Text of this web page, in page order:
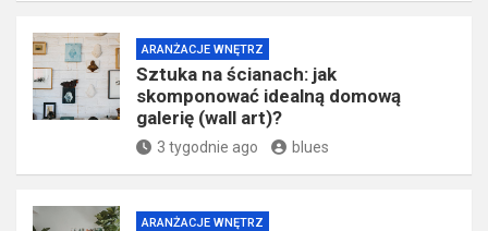
ARANŻACJE WNĘTRZ
Sztuka na ścianach: jak
skomponować idealną domową
galerię (wall art)?
3 tygodnie ago blues
ARANŻACJE WNĘTRZ